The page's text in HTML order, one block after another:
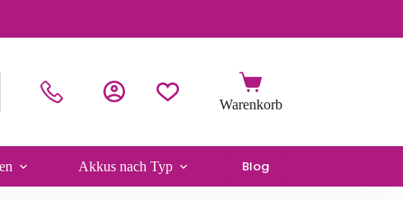
Akkus nach Typ Blog